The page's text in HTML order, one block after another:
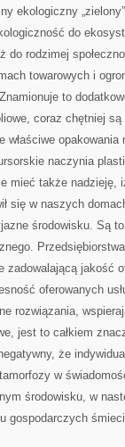
ekologiczny
do
do rodzimej
towarowych i
to
coraz chętniej
opakowania
naczynia
mieć także nadzieję,
się w naszych
środowisku. Są
zadowalającą jakość
oferowanych
rozwiązania,
jest to całkiem
że
w
środowisku, w
gospodarczych